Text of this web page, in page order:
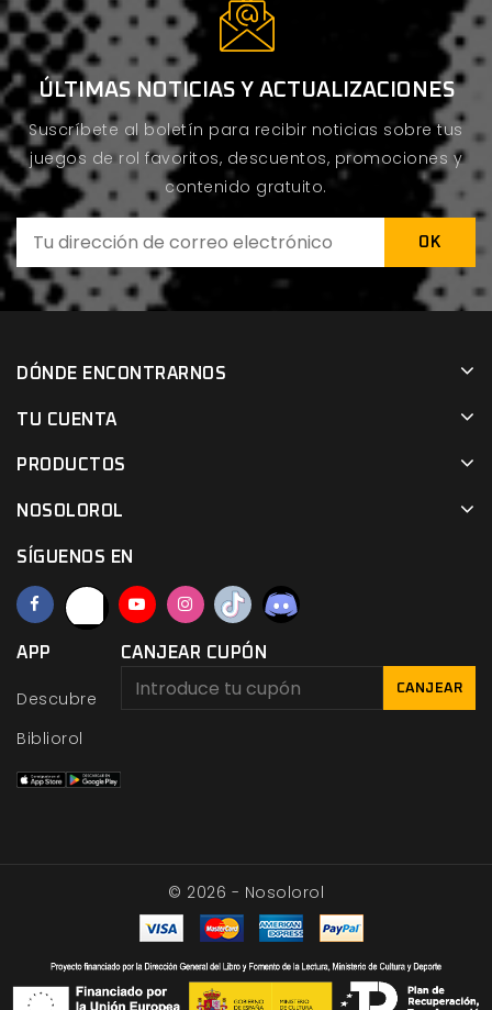
ÚLTIMAS NOTICIAS Y ACTUALIZACIONES
Suscríbete al boletín para recibir noticias sobre tus
juegos de rol favoritos, descuentos, promociones y
contenido gratuito.
DÓNDE ENCONTRARNOS
TU CUENTA
PRODUCTOS
NOSOLOROL
SÍGUENOS EN
APP
Descubre
Bibliorol
CANJEAR CUPÓN
CANJEAR
© 2026 - Nosolorol